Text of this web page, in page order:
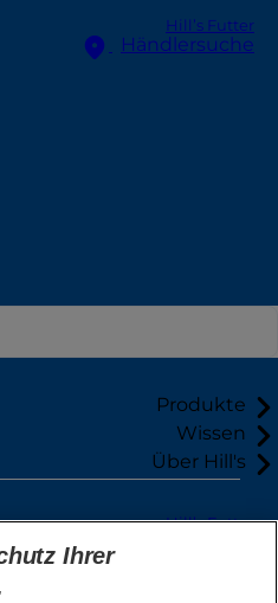
Hill’s Futter
Händlersuche
Produkte
Wissen
Über Hill's
Hill’s Futter
Inc.
Ihrer